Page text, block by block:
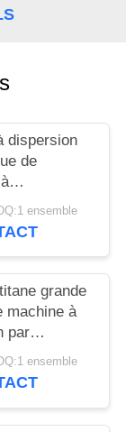
dispersion
de
continu
ensemble
grande
machine à
par
noir de
ensemble